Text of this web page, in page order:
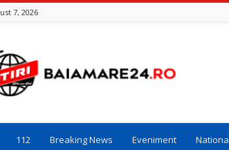
7, 2026
112 Breaking News Eveniment